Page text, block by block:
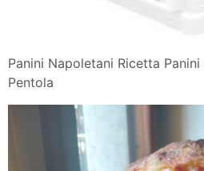
Panini Napoletani Ricetta
Pentola